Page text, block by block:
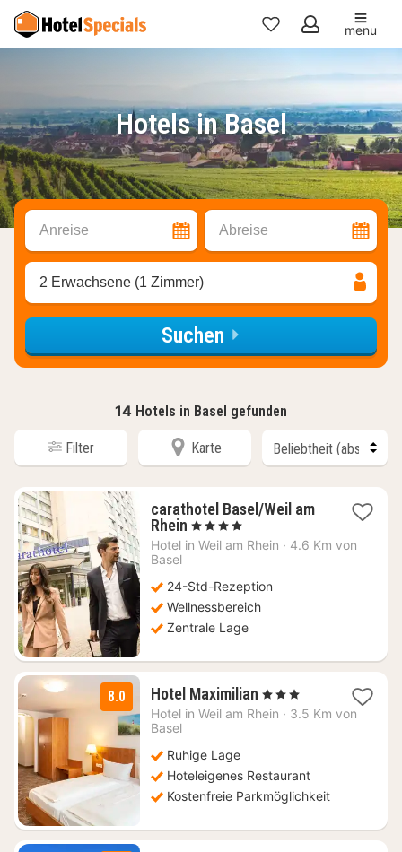
Meine
menu
Hotels in Basel
Anreise Abreise
2 Erwachsene (1 Zimmer)
Suchen
14 Hotels in Basel gefunden
Filter Karte
carathotel Basel/Weil am
Rhein 1
Nacht
€
, 4 Sterne
Hotel in Weil am Rhein · 4.6 Km von
Basel
24-Std-Rezeption
Wellnessbereich
Zentrale Lage
8.0 Hotel Maximilian 1
Nacht
, 3 Sterne
Hotel in Weil am Rhein · 3.5 Km von
Basel
Ruhige Lage
Hoteleigenes Restaurant
Kostenfreie Parkmöglichkeit